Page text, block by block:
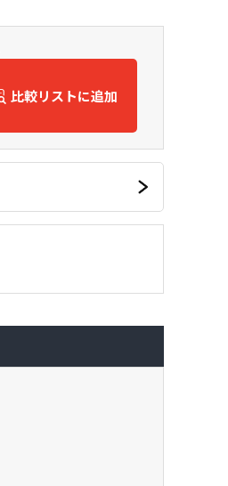
比較リストに追加